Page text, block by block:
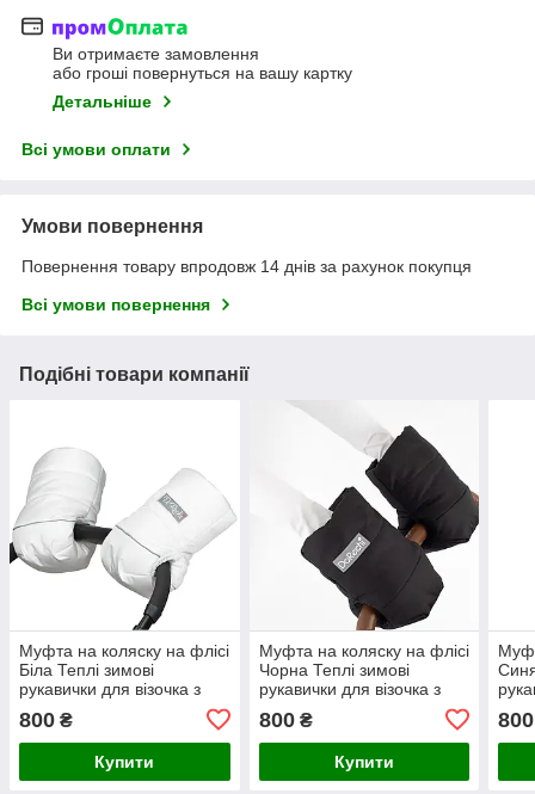
Ви отримаєте замовлення
або гроші повернуться на вашу картку
Детальніше
Всі умови оплати
Умови повернення
Повернення товару впродовж 14 днів за рахунок покупця
Всі умови повернення
Подібні товари компанії
Муфта на коляску на флісі
Біла Теплі зимові
рукавички для візочка з
тканини
800 ₴
Купити
Муфта на коляску на флісі
Чорна Теплі зимові
рукавички для візочка з
тканини
800₴
Купити
800